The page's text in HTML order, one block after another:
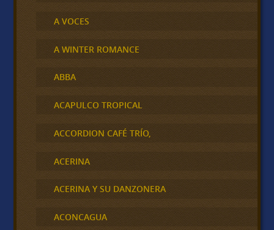
A VOCES
A WINTER ROMANCE
ABBA
ACAPULCO TROPICAL
ACCORDION CAFÉ TRÍO,
ACERINA
ACERINA Y SU DANZONERA
ACONCAGUA